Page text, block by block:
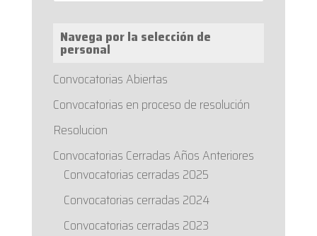
Navega por la selección de
personal
Convocatorias Abiertas
Convocatorias en proceso de resolución
Resolucion
Convocatorias Cerradas Años Anteriores
Convocatorias cerradas 2025
Convocatorias cerradas 2024
Convocatorias cerradas 2023